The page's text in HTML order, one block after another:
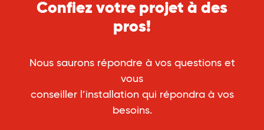
Confiez votre projet à des
pros!
Nous saurons répondre à vos questions et
vous
conseiller l’installation qui répondra à vos
besoins.